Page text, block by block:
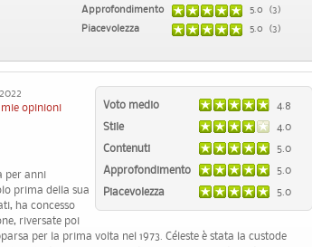
Approfondimento
5.0 (3)
Piacevolezza
5.0 (3)
Voto medio
4.8
Stile
4.0
Contenuti
5.0
Approfondimento
5.0
Piacevolezza
5.0
opinioni
per anni
prima della sua
ha concesso
riversate poi
per la prima volta nel 1973. Céleste è stata la custode